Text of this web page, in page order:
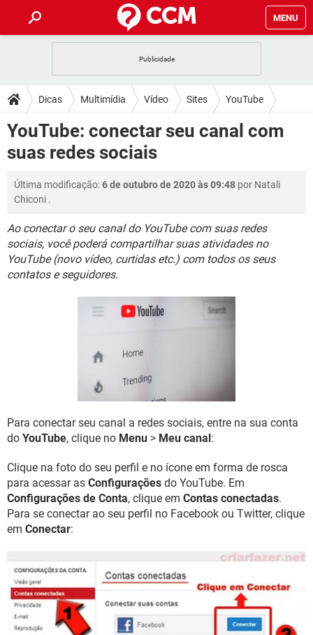
MENU
CELULAR FACEBOOK
OUTLOOK EXCEL
INSTAGRAM
DICAS
JOGOS WHATSAPP
CELULAR FACEBOOK
INSTAGRAM GMAIL
DOWNLOADS
JOGOS
OUTLOOK
INSTAGRAM GMAIL
GUIA DE COMPRAS
FÓRUM
JOGOS WHATSAPP
OUTLOOK EXCEL
INSTAGRAM GMAIL
GUIA DE COMPRAS
GLOSSÁRIO
WHATSAPP
CELULAR FACEBOOK
OUTLOOK
Dicas Multimídia Vídeo Sites YouTube
YouTube: conectar seu canal com
suas redes sociais
Última modificação:6 de outubro de 2020 às 09:48 por Natali
Chiconi .
Ao conectar o seu canal do YouTube com suas redes
sociais, você poderá compartilhar suas atividades no
YouTube (novo vídeo, curtidas etc.) com todos os seus
contatos e seguidores.
Para conectar seu canal a redes sociais, entre na sua conta
do YouTube, clique no Menu > Meu canal:
Clique na foto do seu perfil e no ícone em forma de rosca
para acessar as Configurações do YouTube. Em
Configurações de Conta, clique em Contas conectadas.
Para se conectar ao seu perfil no Facebook ou Twitter, clique
em Conectar: